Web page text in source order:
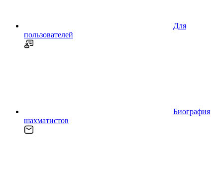
Для
пользователей
Биография
шахматистов